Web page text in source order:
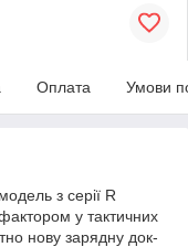
Оплата Умови
з серії R
у тактичних
нову зарядну док-